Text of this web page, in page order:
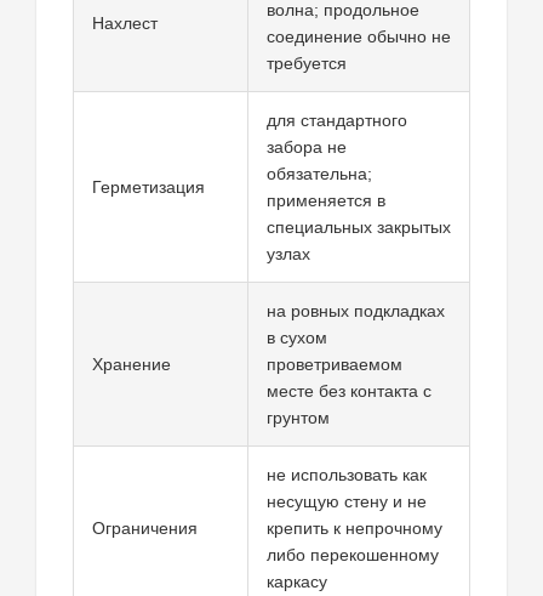
Нахлест
волна; продольное
соединение обычно не
требуется
Герметизация
для стандартного
забора не
обязательна;
применяется в
специальных закрытых
узлах
Хранение
на ровных подкладках
в сухом
проветриваемом
месте без контакта с
грунтом
Ограничения
не использовать как
несущую стену и не
крепить к непрочному
либо перекошенному
каркасу